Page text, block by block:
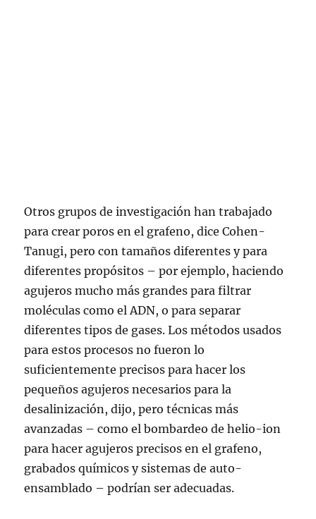
Otros grupos de investigación han trabajado
para crear poros en el grafeno, dice Cohen-
Tanugi, pero con tamaños diferentes y para
diferentes propósitos – por ejemplo, haciendo
agujeros mucho más grandes para filtrar
moléculas como el ADN, o para separar
diferentes tipos de gases. Los métodos usados
para estos procesos no fueron lo
suficientemente precisos para hacer los
pequeños agujeros necesarios para la
desalinización, dijo, pero técnicas más
avanzadas – como el bombardeo de helio-ion
para hacer agujeros precisos en el grafeno,
grabados químicos y sistemas de auto-
ensamblado – podrían ser adecuadas.